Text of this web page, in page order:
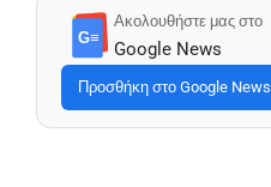
G≡
Ακολουθήστε μας στο
Google News
Προσθήκη στο Google News